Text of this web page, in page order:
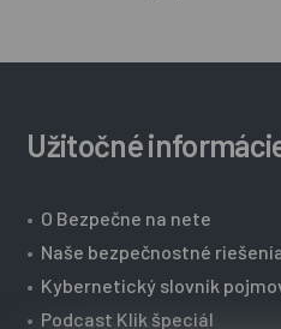
Užitočné
• O Bezpečne na nete
• Naše bezpečnostné
• Kybernetický slovník
• Podcast Klik špeciál